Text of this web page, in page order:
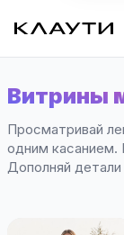
Витрины
Просматривай
одним касанием.
Дополняй